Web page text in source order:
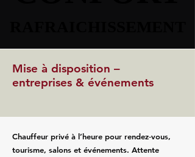
Mise à disposition –
entreprises & événements
Chauffeur privé à l’heure pour rendez‑vous,
tourisme, salons et événements. Attente